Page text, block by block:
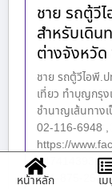
ชาย รถตู้วี
สำหรับเดิน
ต่างจังหวั
ชาย รถตู้วีไอพี.
เที่ยว ทำบุญกรุ
ชำนาญเส้นทาง
02-116-6948
https://
081-875-2547
หน้าหลัก เ